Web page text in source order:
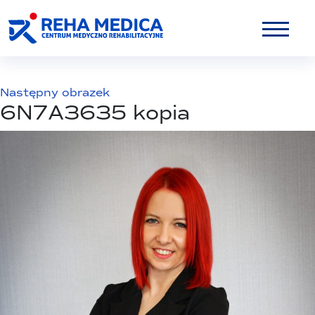
Następny obrazek
6N7A3635 kopia